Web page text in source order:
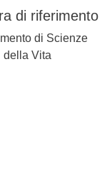
di riferimento
di Scienze
della Vita